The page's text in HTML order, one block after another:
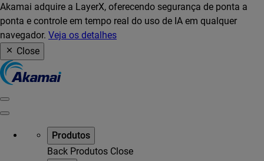
Akamai adquire a LayerX, oferecendo segurança de ponta a
ponta e controle em tempo real do uso de IA em qualquer
navegador. Veja os detalhes
Close
Produtos
Back Produtos Close